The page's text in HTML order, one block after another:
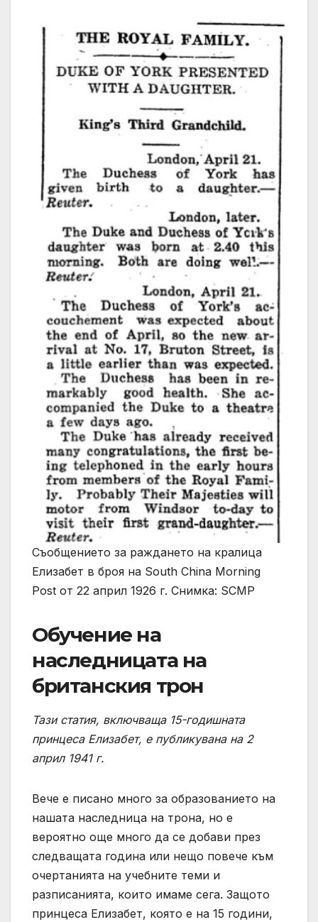
Съобщението за раждането на кралица
Елизабет в броя на South China Morning
Post от 22 април 1926 г. Снимка: SCMP
Обучение на
наследницата на
британския трон
Тази статия, включваща 15-годишната
принцеса Елизабет, е публикувана на 2
април 1941 г.
Вече е писано много за образованието на
нашата наследница на трона, но е
вероятно още много да се добави през
следващата година или нещо повече към
очертанията на учебните теми и
разписанията, които имаме сега. Защото
принцеса Елизабет, която е на 15 години,